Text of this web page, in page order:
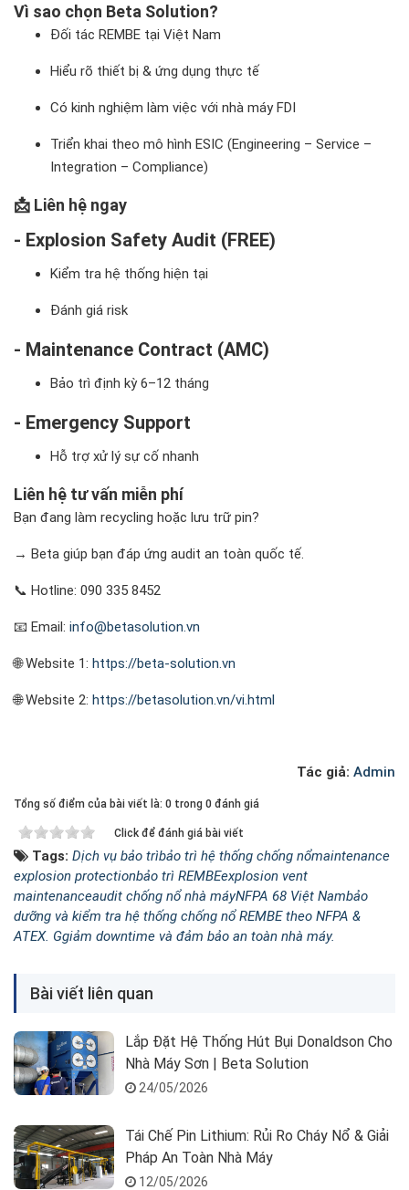
Vì sao chọn Beta Solution?
Đối tác REMBE tại Việt Nam
Hiểu rõ thiết bị & ứng dụng thực tế
Có kinh nghiệm làm việc với nhà máy FDI
Triển khai theo mô hình ESIC (Engineering – Service –
Integration – Compliance)
📩 Liên hệ ngay
- Explosion Safety Audit (FREE)
Kiểm tra hệ thống hiện tại
Đánh giá risk
- Maintenance Contract (AMC)
Bảo trì định kỳ 6–12 tháng
- Emergency Support
Hỗ trợ xử lý sự cố nhanh
Liên hệ tư vấn miễn phí
Bạn đang làm recycling hoặc lưu trữ pin?
→ Beta giúp bạn đáp ứng audit an toàn quốc tế.
📞 Hotline: 090 335 8452
📧 Email: info@betasolution.vn
🌐 Website 1: https://beta-solution.vn
🌐 Website 2: https://betasolution.vn/vi.html
Tác giả: Admin
Tổng số điểm của bài viết là: 0 trong 0 đánh giá
Click để đánh giá bài viết
Tags: Dịch vụ bảo trìbảo trì hệ thống chống nổmaintenance
explosion protectionbảo trì REMBEexplosion vent
maintenanceaudit chống nổ nhà máyNFPA 68 Việt Nambảo
dưỡng và kiểm tra hệ thống chống nổ REMBE theo NFPA &
ATEX. Ggiảm downtime và đảm bảo an toàn nhà máy.
Bài viết liên quan
Lắp Đặt Hệ Thống Hút Bụi Donaldson Cho
Nhà Máy Sơn | Beta Solution
24/05/2026
Tái Chế Pin Lithium: Rủi Ro Cháy Nổ & Giải
Pháp An Toàn Nhà Máy
12/05/2026